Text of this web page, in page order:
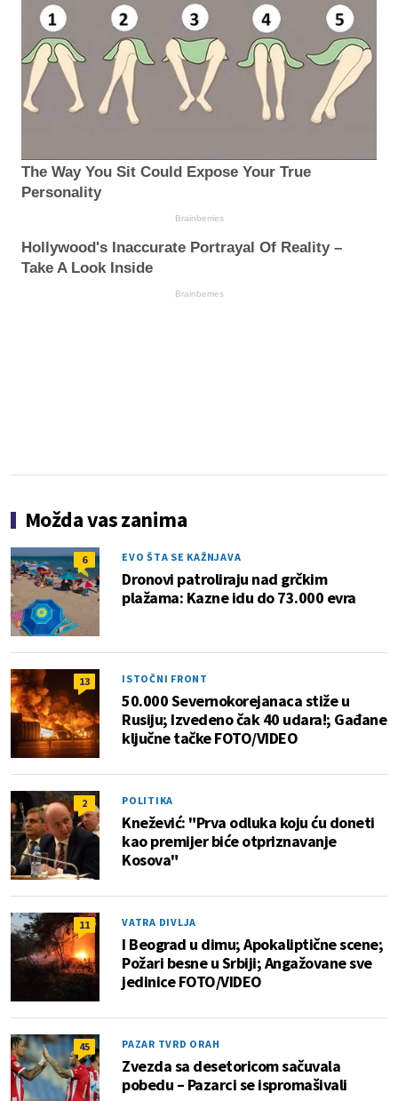
The Way You Sit Could Expose Your True
Personality
Brainberries
Hollywood's Inaccurate Portrayal Of Reality –
Take A Look Inside
Brainberries
Možda vas zanima
6 EVO ŠTA SE KAŽNJAVA
Dronovi patroliraju nad grčkim
plažama: Kazne idu do 73.000 evra
13 ISTOČNI FRONT
50.000 Severnokorejanaca stiže u
Rusiju; Izvedeno čak 40 udara!; Gađane
ključne tačke FOTO/VIDEO
2 POLITIKA
Knežević: "Prva odluka koju ću doneti
kao premijer biće otpriznavanje
Kosova"
11 VATRA DIVLJA
I Beograd u dimu; Apokaliptične scene;
Požari besne u Srbiji; Angažovane sve
jedinice FOTO/VIDEO
45 PAZAR TVRD ORAH
Zvezda sa desetoricom sačuvala
pobedu – Pazarci se ispromašivali